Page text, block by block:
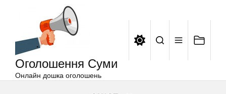
Оголошення Суми
Онлайн дошка оголошень